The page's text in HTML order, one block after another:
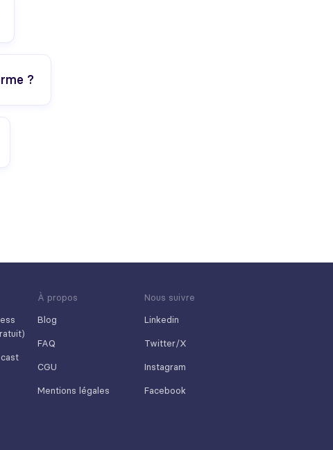
?
À propos
Blog
FAQ
CGU
Mentions légales
Nous suivre
Linkedin
Twitter/X
Instagram
Facebook